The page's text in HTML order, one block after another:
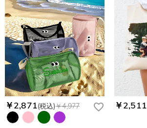
￥2,871(税込)￥4,977 ￥2,511